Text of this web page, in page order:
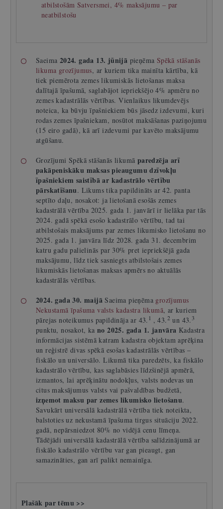
atbilstošām Satversmei, 4% maksājumu – par
neatbilstošu
Saeima 2024. gada 13. jūnijā pieņēma Spēkā stāšanās
likuma grozījumus, ar kuriem tika mainīta kārtība, kā
tiek piemērota zemes likumiskās lietošanas maksa
dalītajā īpašumā, saglabājot iepriekšējo 4% apmēru no
zemes kadastrālās vērtības. Vienlaikus likumdevējs
noteica, ka būvju īpašniekiem būs jāsedz izdevumi, kuri
rodas zemes īpašniekam, nosūtot maksāšanas paziņojumu
(15 eiro gadā), kā arī izdevumi par kavēto maksājumu
atgūšanu.
Grozījumi Spēkā stāšanās likumā paredzēja arī
pakāpeniskāku maksas pieaugumu dzīvokļu
īpašniekiem saistībā ar kadastrālo vērtību
pārskatīšanu. Likums tika papildināts ar 42. panta
septīto daļu, nosakot: ja lietošanā esošās zemes
kadastrālā vērtība 2025. gada 1. janvārī ir lielāka par tās
2024. gadā spēkā esošo kadastrālo vērtību, tad tai
atbilstošais maksājums par zemes likumisko lietošanu no
2025. gada 1. janvāra līdz 2028. gada 31. decembrim
katru gadu palielinās par 30% pret iepriekšējā gada
maksājumu, līdz tiek sasniegts atbilstošais zemes
likumiskās lietošanas maksas apmērs no aktuālās
kadastrālās vērtības.
2024. gada 30. maijā Saeima pieņēma grozījumus
Nekustamā īpašuma valsts kadastra likumā, ar kuriem
pārejas noteikumus papildināja ar 43. 1 , 43. 2 un 43. 3
punktu, nosakot, ka no 2025. gada 1. janvāra Kadastra
informācijas sistēmā katram kadastra objektam aprēķina
un reģistrē divas spēkā esošas kadastrālās vērtības –
fiskālo un universālo. Likumā tika paredzēts, ka fiskālo
kadastrālo vērtību, kas saglabāsies līdzšinējā apmērā,
izmantos, lai aprēķinātu nodokļus, valsts nodevas un
citus maksājumus valsts vai pašvaldības budžetā,
izņemot maksu par zemes likumisko lietošanu.
Savukārt universālā kadastrālā vērtība tiek noteikta,
balstoties uz nekustamā īpašuma tirgus situāciju 2022.
gadā, nepārsniedzot 80% no vidējā cenu līmeņa.
Tādējādi universālā kadastrālā vērtība salīdzinājumā ar
fiskālo kadastrālo vērtību var gan pieaugt, gan
samazināties, gan arī palikt nemainīga.
Plašāk par tēmu >>